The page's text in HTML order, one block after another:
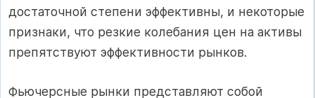
достаточной степени эффективны, и некоторые
признаки, что резкие колебания цен на активы
препятствуют эффективности рынков.
Фьючерсные рынки представляют собой